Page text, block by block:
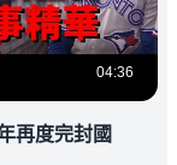
04:36
再度完封國